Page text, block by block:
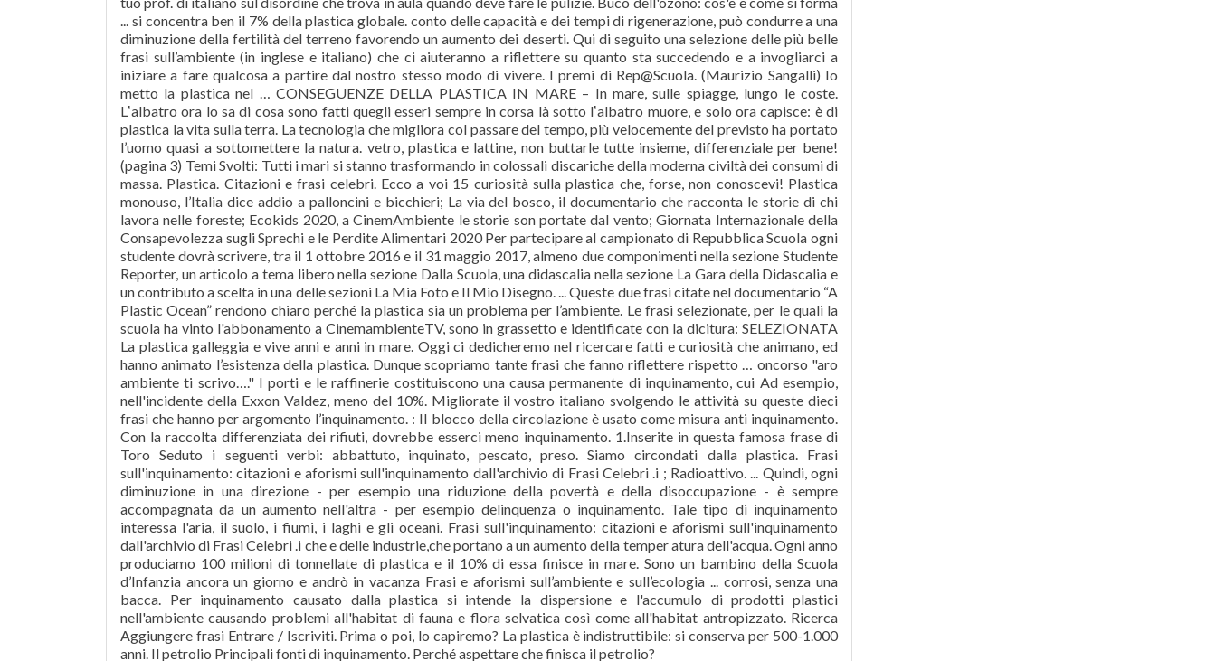
... si concentra ben il 7% della plastica globale. conto delle capacità e dei tempi di rigenerazione, può condurre a una
diminuzione della fertilità del terreno favorendo un aumento dei deserti. Qui di seguito una selezione delle più belle
frasi sull’ambiente (in inglese e italiano) che ci aiuteranno a riflettere su quanto sta succedendo e a invogliarci a
iniziare a fare qualcosa a partire dal nostro stesso modo di vivere. I premi di Rep@Scuola. (Maurizio Sangalli) Io
metto la plastica nel … CONSEGUENZE DELLA PLASTICA IN MARE – In mare, sulle spiagge, lungo le coste.
Lʼalbatro ora lo sa di cosa sono fatti quegli esseri sempre in corsa là sotto lʼalbatro muore, e solo ora capisce: è di
plastica la vita sulla terra. La tecnologia che migliora col passare del tempo, più velocemente del previsto ha portato
l’uomo quasi a sottomettere la natura. vetro, plastica e lattine, non buttarle tutte insieme, differenziale per bene!
(pagina 3) Temi Svolti: Tutti i mari si stanno trasformando in colossali discariche della moderna civiltà dei consumi di
massa. Plastica. Citazioni e frasi celebri. Ecco a voi 15 curiosità sulla plastica che, forse, non conoscevi! Plastica
monouso, l’Italia dice addio a palloncini e bicchieri; La via del bosco, il documentario che racconta le storie di chi
lavora nelle foreste; Ecokids 2020, a CinemAmbiente le storie son portate dal vento; Giornata Internazionale della
Consapevolezza sugli Sprechi e le Perdite Alimentari 2020 Per partecipare al campionato di Repubblica Scuola ogni
studente dovrà scrivere, tra il 1 ottobre 2016 e il 31 maggio 2017, almeno due componimenti nella sezione Studente
Reporter, un articolo a tema libero nella sezione Dalla Scuola, una didascalia nella sezione La Gara della Didascalia e
un contributo a scelta in una delle sezioni La Mia Foto e Il Mio Disegno. ... Queste due frasi citate nel documentario “A
Plastic Ocean” rendono chiaro perché la plastica sia un problema per l’ambiente. Le frasi selezionate, per le quali la
scuola ha vinto l'abbonamento a CinemambienteTV, sono in grassetto e identificate con la dicitura: SELEZIONATA
La plastica galleggia e vive anni e anni in mare. Oggi ci dedicheremo nel ricercare fatti e curiosità che animano, ed
hanno animato l’esistenza della plastica. Dunque scopriamo tante frasi che fanno riflettere rispetto … oncorso "aro
ambiente ti scrivo…." I porti e le raffinerie costituiscono una causa permanente di inquinamento, cui Ad esempio,
nell'incidente della Exxon Valdez, meno del 10%. Migliorate il vostro italiano svolgendo le attività su queste dieci
frasi che hanno per argomento l’inquinamento. : Il blocco della circolazione è usato come misura anti inquinamento.
Con la raccolta differenziata dei rifiuti, dovrebbe esserci meno inquinamento. 1.Inserite in questa famosa frase di
Toro Seduto i seguenti verbi: abbattuto, inquinato, pescato, preso. Siamo circondati dalla plastica. Frasi
sull'inquinamento: citazioni e aforismi sull'inquinamento dall'archivio di Frasi Celebri .i ; Radioattivo. ... Quindi, ogni
diminuzione in una direzione - per esempio una riduzione della povertà e della disoccupazione - è sempre
accompagnata da un aumento nell'altra - per esempio delinquenza o inquinamento. Tale tipo di inquinamento
interessa l'aria, il suolo, i fiumi, i laghi e gli oceani. Frasi sull'inquinamento: citazioni e aforismi sull'inquinamento
dall'archivio di Frasi Celebri .i che e delle industrie,che portano a un aumento della temper atura dell'acqua. Ogni anno
produciamo 100 milioni di tonnellate di plastica e il 10% di essa finisce in mare. Sono un bambino della Scuola
d’Infanzia ancora un giorno e andrò in vacanza Frasi e aforismi sull’ambiente e sull’ecologia ... corrosi, senza una
bacca. Per inquinamento causato dalla plastica si intende la dispersione e l'accumulo di prodotti plastici
nell'ambiente causando problemi all'habitat di fauna e flora selvatica così come all'habitat antropizzato. Ricerca
Aggiungere frasi Entrare / Iscriviti. Prima o poi, lo capiremo? La plastica è indistruttibile: si conserva per 500-1.000
anni. Il petrolio Principali fonti di inquinamento. Perché aspettare che finisca il petrolio?